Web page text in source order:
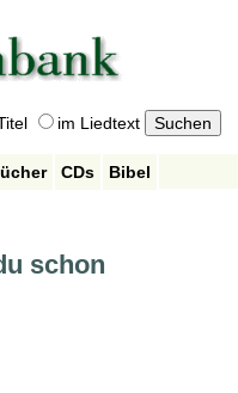
im Liedtext
CDs
Bibel
schon